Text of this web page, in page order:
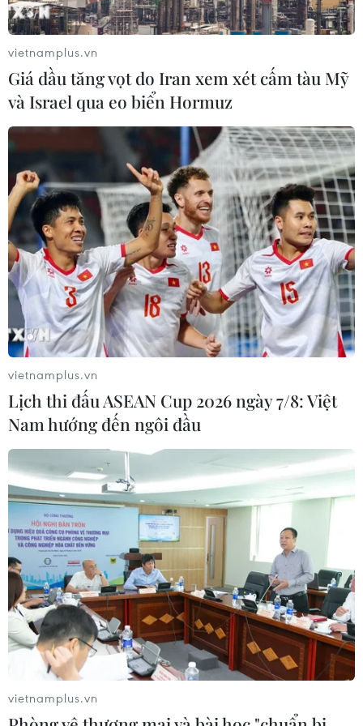
vietnamplus.vn
Giá dầu tăng vọt do Iran xem xét cấm tàu Mỹ
và Israel qua eo biển Hormuz
vietnamplus.vn
Lịch thi đấu ASEAN Cup 2026 ngày 7/8: Việt
Nam hướng đến ngôi đầu
vietnamplus.vn